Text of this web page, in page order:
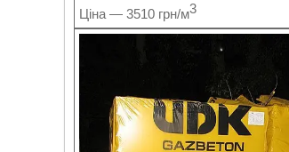
Ціна — 3510 грн/м3